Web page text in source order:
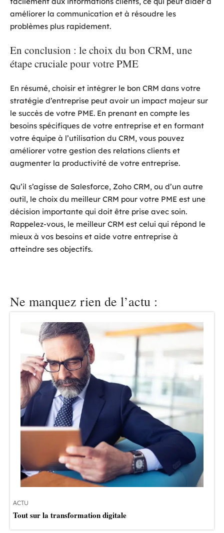
améliorer la communication et à résoudre les
problèmes plus rapidement.
En conclusion : le choix du bon CRM, une
étape cruciale pour votre PME
En résumé, choisir et intégrer le bon CRM dans votre
stratégie d’entreprise peut avoir un impact majeur sur
le succès de votre PME. En prenant en compte les
besoins spécifiques de votre entreprise et en formant
votre équipe à l’utilisation du CRM, vous pouvez
améliorer votre gestion des relations clients et
augmenter la productivité de votre entreprise.
Qu’il s’agisse de Salesforce, Zoho CRM, ou d’un autre
outil, le choix du meilleur CRM pour votre PME est une
décision importante qui doit être prise avec soin.
Rappelez-vous, le meilleur CRM est celui qui répond le
mieux à vos besoins et aide votre entreprise à
atteindre ses objectifs.
Ne manquez rien de l’actu :
ACTU
Tout sur la transformation digitale